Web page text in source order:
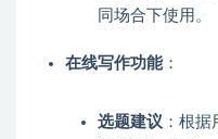
同场合下使用。
在线写作功能：
选题建议 ：根